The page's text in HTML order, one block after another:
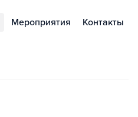
Мероприятия Контакты